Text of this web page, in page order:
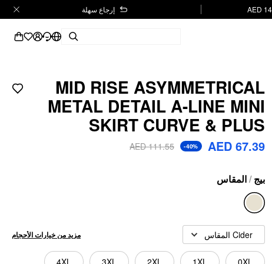
إرجاع سهلة
MID RISE ASYMMETRICAL
METAL DETAIL A-LINE MINI
SKIRT CURVE & PLUS
AED 67.39
-40%
AED 111.55
بيج /المقاس
Cider المقاس مزيد من خيارات الأحجام
0XL
1XL
2XL
3XL
4XL